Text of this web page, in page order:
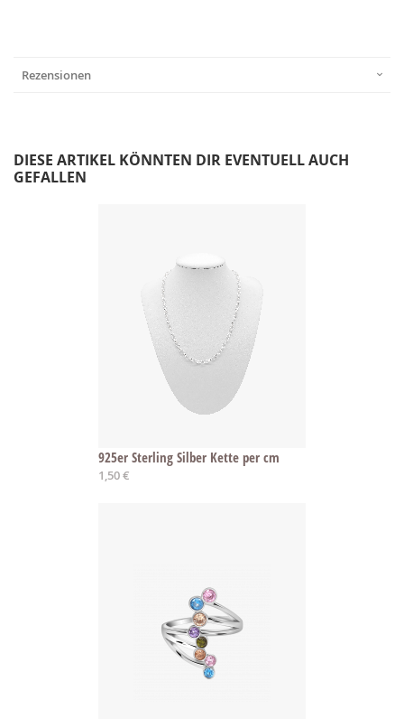
Rezensionen
DIESE ARTIKEL KÖNNTEN DIR EVENTUELL AUCH
GEFALLEN
925er Sterling Silber Kette per cm
1,50 €